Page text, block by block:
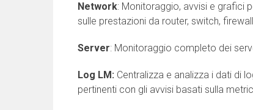
Network: Monitoraggio, avvisi e grafici
sulle prestazioni da router, switch,
Server: Monitoraggio completo dei
Log LM: Centralizza e analizza i dati di
pertinenti con gli avvisi basati sulla